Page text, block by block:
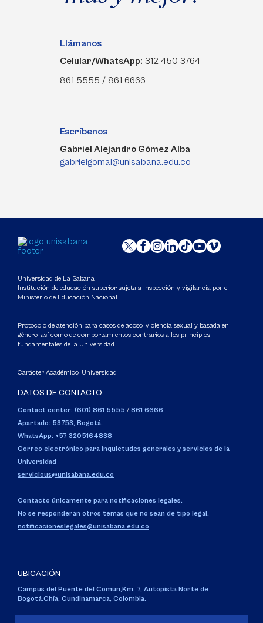
Llámanos
Celular/WhatsApp: 312 450 3764
861 5555 / 861 6666
Escríbenos
Gabriel Alejandro Gómez Alba
gabrielgomal@unisabana.edu.co
Universidad de La Sabana
Institución de educación superior sujeta a inspección y vigilancia por el
Ministerio de Educación Nacional
Protocolo de atención para casos de acoso, violencia sexual y basada en
género, así como de comportamientos contrarios a los principios
fundamentales de la Universidad
Carácter Académico: Universidad
DATOS DE CONTACTO
Contact center: (601) 861 5555 / 861 6666
Apartado: 53753, Bogotá.
WhatsApp: +57 3205164838
Correo electrónico para inquietudes generales y servicios de la
Universidad
servicious@unisabana.edu.co
Contacto únicamente para notificaciones legales.
No se responderán otros temas que no sean de tipo legal.
notificacioneslegales@unisabana.edu.co
UBICACIÓN
Campus del Puente del Común, Km. 7, Autopista Norte de
Bogotá.Chía, Cundinamarca, Colombia.